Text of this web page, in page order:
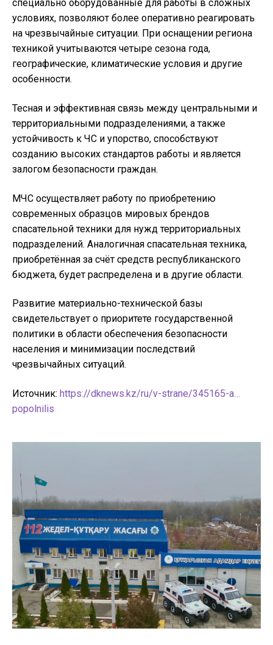
специально оборудованные для работы в сложных
условиях, позволяют более оперативно реагировать
на чрезвычайные ситуации. При оснащении региона
техникой учитываются четыре сезона года,
географические, климатические условия и другие
особенности.
Тесная и эффективная связь между центральными и
территориальными подразделениями, а также
устойчивость к ЧС и упорство, способствуют
созданию высоких стандартов работы и является
залогом безопасности граждан.
МЧС осуществляет работу по приобретению
современных образцов мировых брендов
спасательной техники для нужд территориальных
подразделений. Аналогичная спасательная техника,
приобретённая за счёт средств республиканского
бюджета, будет распределена и в другие области.
Развитие материально-технической базы
свидетельствует о приоритете государственной
политики в области обеспечения безопасности
населения и минимизации последствий
чрезвычайных ситуаций.
Источник: https://dknews.kz/ru/v-strane/345165-a…
popolnilis